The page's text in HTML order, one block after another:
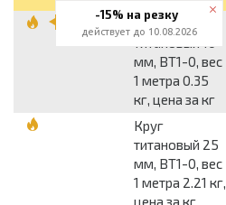
Круг
титановый 10
мм, ВТ1-0, вес
1 метра 0.35
кг, цена за кг
Круг
титановый 25
мм, ВТ1-0, вес
1 метра 2.21 кг,
цена за кг
-15% на резку
действует до 10.08.2026